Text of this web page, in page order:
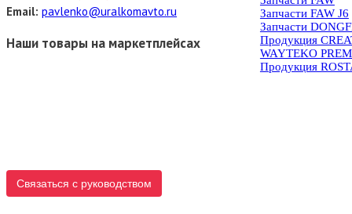
Email: pavlenko@uralkomavto.ru
Наши товары на маркетплейсах
Связаться с руководством
Запчасти FAW J6
Запчасти
Продукция
WAYTEKO
Продукция